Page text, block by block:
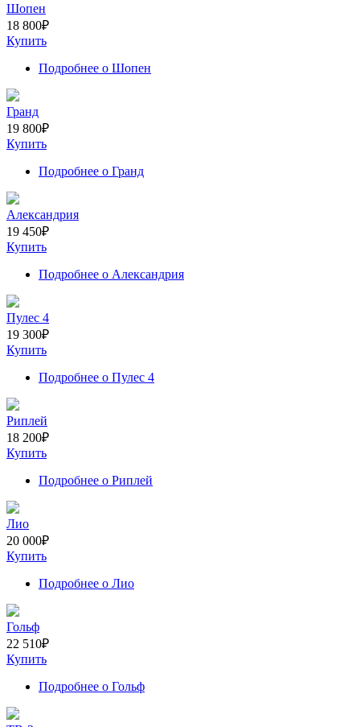
Шопен
18 800₽
Купить
Подробнее о Шопен
Гранд
19 800₽
Купить
Подробнее о Гранд
Александрия
19 450₽
Купить
Подробнее о Александрия
Пулес 4
19 300₽
Купить
Подробнее о Пулес 4
Риплей
18 200₽
Купить
Подробнее о Риплей
Лио
20 000₽
Купить
Подробнее о Лио
Гольф
22 510₽
Купить
Подробнее о Гольф